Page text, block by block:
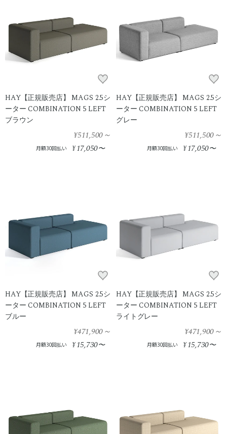
HAY【正規販売店】 MAGS 2.5シ
ーター COMBINATION 5 LEFT
ブラウン
¥511,500～
月額30回払い ¥17,050〜
HAY【正規販売店】 MAGS 2.5シ
ーター COMBINATION 5 LEFT
グレー
¥511,500～
月額30回払い ¥17,050〜
HAY【正規販売店】 MAGS 2.5シ
ーター COMBINATION 5 LEFT
ブルー
¥471,900～
月額30回払い ¥15,730〜
HAY【正規販売店】 MAGS 2.5シ
ーター COMBINATION 5 LEFT
ライトグレー
¥471,900～
月額30回払い ¥15,730〜